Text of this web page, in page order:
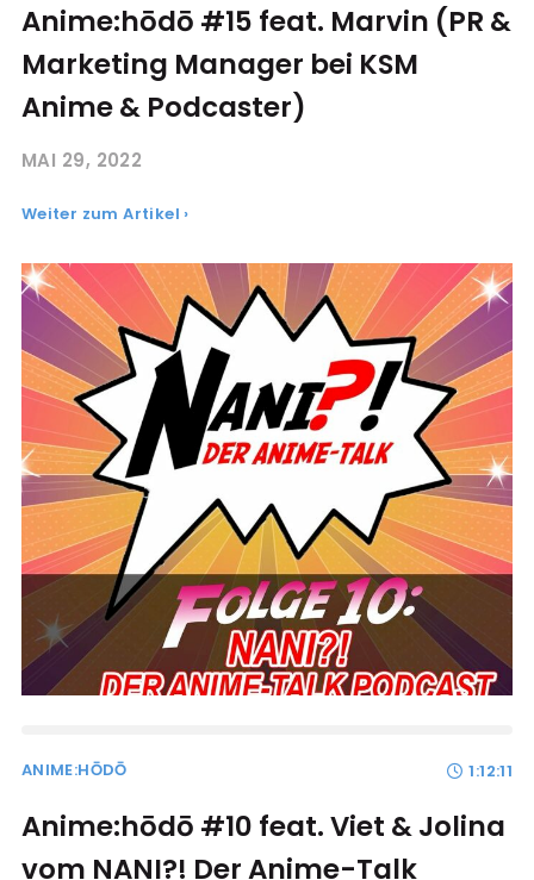
Anime:hōdō #15 feat. Marvin (PR &
Marketing Manager bei KSM
Anime & Podcaster)
MAI 29, 2022
Weiter zum Artikel ›
ANIME:HŌDŌ 1:12:11
Anime:hōdō #10 feat. Viet & Jolina
vom NANI?! Der Anime-Talk